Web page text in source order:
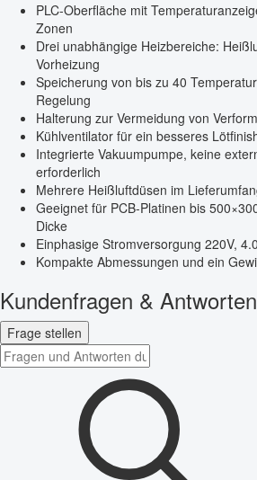
PLC-Oberfläche mit
Zonen
Drei unabhängige Heizbereiche:
Vorheizung
Speicherung von bis zu 40
Regelung
Halterung zur Vermeidung von
Kühlventilator für ein besseres
Integrierte Vakuumpumpe, keine
erforderlich
Mehrere Heißluftdüsen im
Geeignet für PCB-Platinen bis
Dicke
Einphasige Stromversorgung 220V,
Kompakte Abmessungen und ein
Kundenfragen & Antworten
Frage stellen